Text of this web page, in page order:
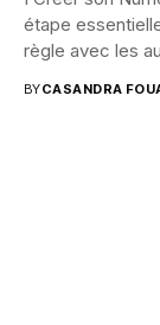
étape
règle avec les
BYCASANDRA